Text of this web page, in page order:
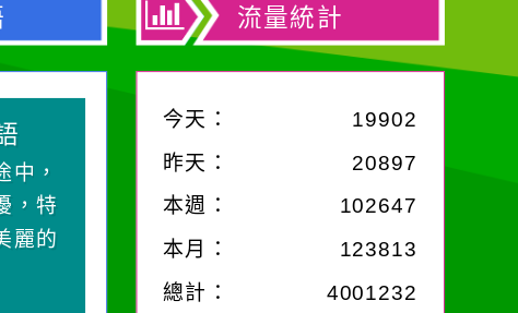
中，
，特
麗的
流量統計
今天： 19902
昨天：
20897
本週：
102647
本月：
123813
總計：
4001232